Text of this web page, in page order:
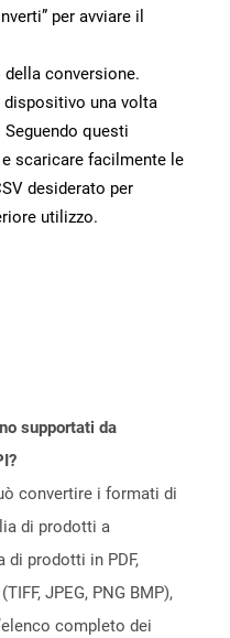
per avviare il
conversione.
una volta
questi
scaricare facilmente le
desiderato per
utilizzo.
supportati da
convertire i formati di
di prodotti a
prodotti in PDF,
JPEG, PNG BMP),
completo dei